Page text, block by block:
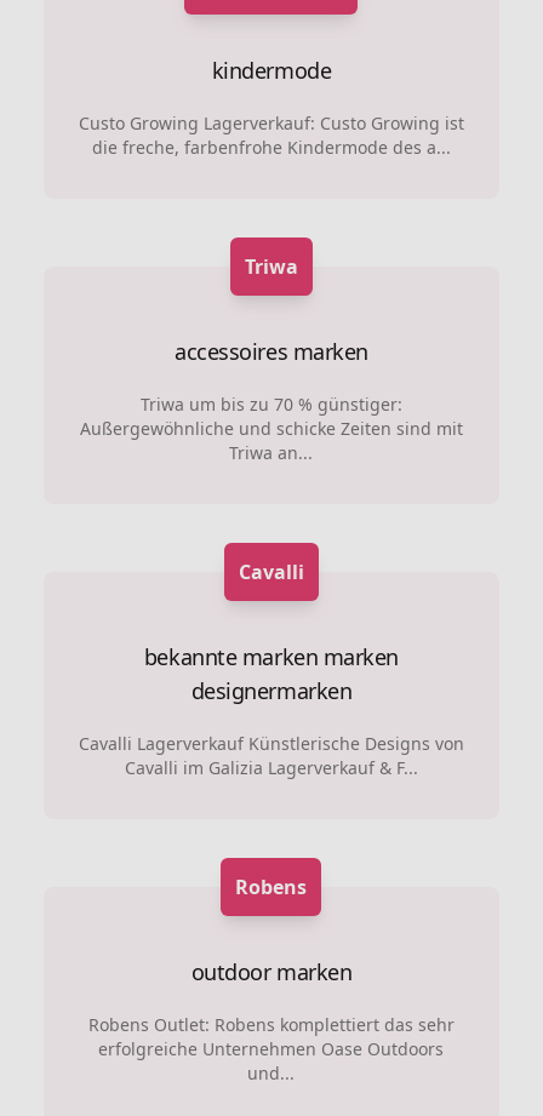
kindermode
Custo Growing Lagerverkauf: Custo Growing ist
die freche, farbenfrohe Kindermode des a...
Triwa
accessoires marken
Triwa um bis zu 70 % günstiger:
Außergewöhnliche und schicke Zeiten sind mit
Triwa an...
Cavalli
bekannte marken marken
designermarken
Cavalli Lagerverkauf Künstlerische Designs von
Cavalli im Galizia Lagerverkauf & F...
Robens
outdoor marken
Robens Outlet: Robens komplettiert das sehr
erfolgreiche Unternehmen Oase Outdoors
und...